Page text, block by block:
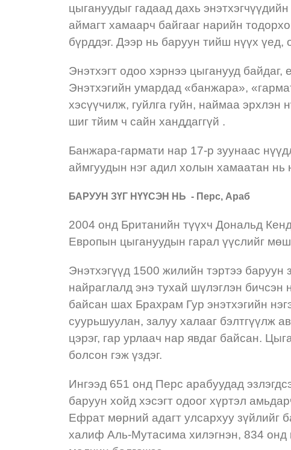
цыгануудыг гадаад дахь
аймагт хамаарч байгааг нарийн
бүрддэг. Дээр нь баруун тийш нүүх
Энэтхэгт одоо хэрнээ цыганууд
Энэтхэгийн умардад «банжара»,
хэсүүчилж, гуйлга гуйн, наймаа эрхлэн
шиг тйим ч сайн ханддаггүй .
Банжара-гармати нар 17-р зуунаас
аймгуудын нэг адил холын хамаатан нь
БАРУУН ЗҮГ НҮҮСЭН НЬ - Перс, Араб
2004 онд Британийн түүхч Дональд
Европын цыгануудын гарал үүслийг
Энэтхэгүүд 1500 жилийн тэртээ
найраглалд энэ тухай шүлэглэн
байсан шах Брахрам Гур энэтхэгийн
суурьшуулан, залуу халааг бэлтгүүлж
цэрэг, гар урлаач нар явдаг байсан.
болсон гэж үздэг.
Ингээд 651 онд Перс арабуудад
баруун хойд хэсэгт одоог хүртэл
Ефрат мөрний адагт улсархуу зүйлийг
халиф Аль-Мутасима хилэгнэн, 834